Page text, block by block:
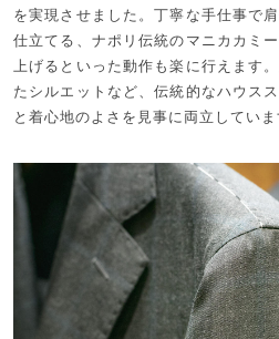
を実現させました。丁寧な手仕事で
仕立てる、ナポリ伝統のマニカカミ
上げるといった動作も楽に行えます
たシルエットなど、伝統的なハウス
と着心地のよさを見事に両立していま